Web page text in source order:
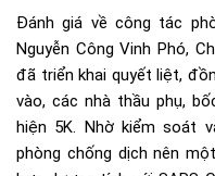
Đánh giá về công tác
Nguyễn Công Vinh Phó,
đã triển khai quyết liệt,
vào, các nhà thầu phụ,
hiện 5K. Nhờ kiểm soát
phòng chống dịch nên